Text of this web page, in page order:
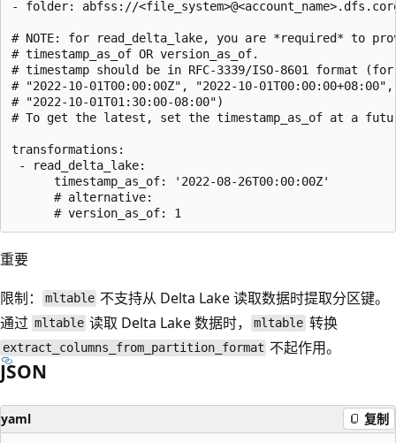
- folder: abfss://
# NOTE: for read_delta_lake, you are *required* to
# timestamp_as_of OR version_as_of.
# timestamp should be in RFC-3339/ISO-8601 format (for
# "2022-10-01T00:00:00Z", "2022-10-01T00:00:00+08:00",
# "2022-10-01T01:30:00-08:00")
# To get the latest, set the timestamp_as_of at a
transformations:
- read_delta_lake:
      timestamp_as_of: '2022-08-26T00:00:00Z'
      # alternative:
重要
限制：
mltable 不支持从 Delta Lake 读取数据时提取分区键。
通过 mltable 读取 Delta Lake 数据时， mltable 转换
extract_columns_from_partition_format 不起作用。
JSON
yaml 复制